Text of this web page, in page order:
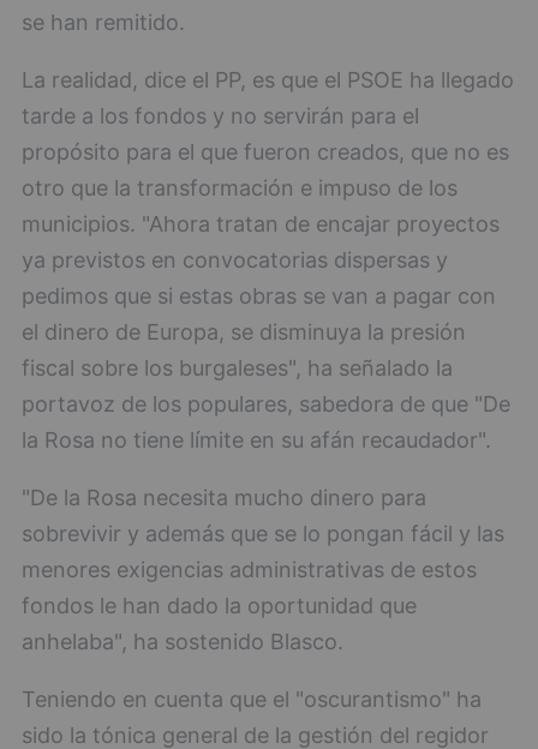
se han remitido.
La realidad, dice el PP, es que el PSOE ha llegado
tarde a los fondos y no servirán para el
propósito para el que fueron creados, que no es
otro que la transformación e impuso de los
municipios. "Ahora tratan de encajar proyectos
ya previstos en convocatorias dispersas y
pedimos que si estas obras se van a pagar con
el dinero de Europa, se disminuya la presión
fiscal sobre los burgaleses", ha señalado la
portavoz de los populares, sabedora de que "De
la Rosa no tiene límite en su afán recaudador".
"De la Rosa necesita mucho dinero para
sobrevivir y además que se lo pongan fácil y las
menores exigencias administrativas de estos
fondos le han dado la oportunidad que
anhelaba", ha sostenido Blasco.
Teniendo en cuenta que el "oscurantismo" ha
sido la tónica general de la gestión del regidor